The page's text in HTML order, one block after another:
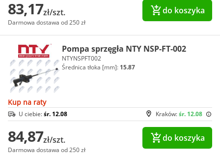
83,17zł/szt.
Darmowa dostawa od 250 zł
do koszyka
Pompa sprzęgła NTY NSP-FT-002
NTYNSPFT002
Średnica tłoka [mm]: 15.87
Kup na raty
Kraków:śr. 12.08
U ciebie:śr. 12.08
84,87zł/szt.
Darmowa dostawa od 250 zł
do koszyka